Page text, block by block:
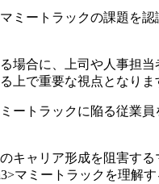
ミートラックの課題を
場合に、上司や人事担
上で重要な視点となりま
ートラックに陥る従業
キャリア形成を阻害す
マミートラックを理解